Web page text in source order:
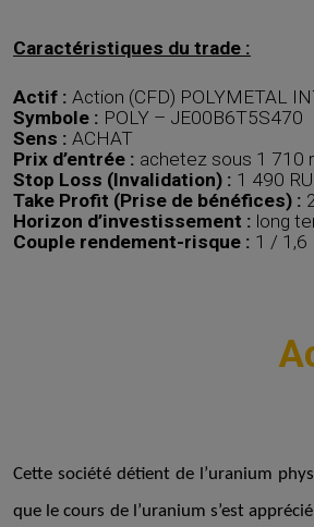
Caractéristiques du trade :
Actif : Action (CFD) POLYMETAL
Symbole : POLY – JE00B6T5S470
Sens : ACHAT
Prix d’entrée : achetez sous 1 710
Stop Loss (Invalidation) : 1 490
Take Profit (Prise de bénéfices) :
Horizon d’investissement : long
Couple rendement-risque : 1 / 1,6
Cette société détient de l’uranium
que le cours de l’uranium s’est